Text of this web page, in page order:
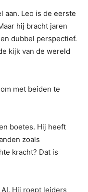
aan. Leo is de eerste
hij bracht jaren
dubbel perspectief.
kijk van de wereld
met beiden te
boetes. Hij heeft
zoals
kracht? Dat is
Hij roept leiders